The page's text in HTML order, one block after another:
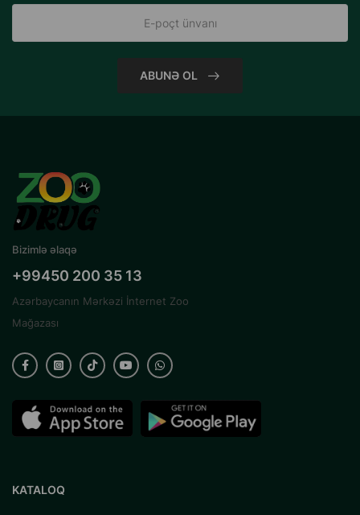
ABUNƏ OL
Bizimlə əlaqə
+99450 200 35 13
Azərbaycanın Mərkəzi İnternet Zoo
Mağazası
KATALOQ